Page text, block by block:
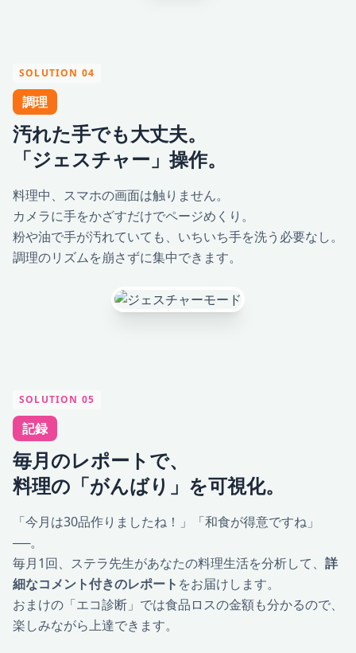
SOLUTION 04
調理
汚れた手でも大丈夫。
「ジェスチャー」操作。
料理中、スマホの画面は触りません。
カメラに手をかざすだけでページめくり。
粉や油で手が汚れていても、いちいち手を洗う必要なし。
調理のリズムを崩さずに集中できます。
SOLUTION 05
記録
毎月のレポートで、
料理の「がんばり」を可視化。
「今月は30品作りましたね！」「和食が得意ですね」
──。
毎月1回、ステラ先生があなたの料理生活を分析して、 詳
細なコメント付きのレポート をお届けします。
おまけの「エコ診断」では食品ロスの金額も分かるので、
楽しみながら上達できます。